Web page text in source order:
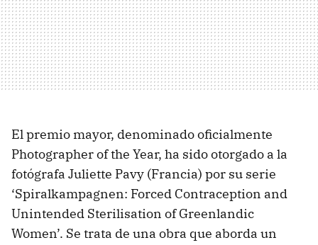
El premio mayor, denominado oficialmente
Photographer of the Year, ha sido otorgado a la
fotógrafa Juliette Pavy (Francia) por su serie
‘Spiralkampagnen: Forced Contraception and
Unintended Sterilisation of Greenlandic
Women’. Se trata de una obra que aborda un